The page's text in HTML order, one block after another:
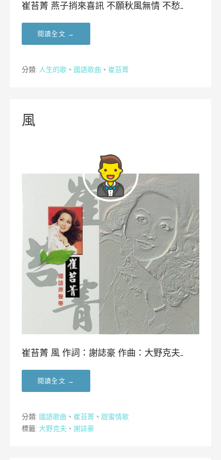
崔苔菁 燕子捎來喜訊 不願秋風無情 不愁…
閱讀全文 →
分類: 人生的歌 、 國語歌曲 、 崔苔菁
風
崔苔菁 風 作詞：謝誌豪 作曲：大野克夫…
閱讀全文 →
分類: 國語歌曲 、 崔苔菁 、 甜蜜情歌
標籤: 大野克夫 、 謝誌豪